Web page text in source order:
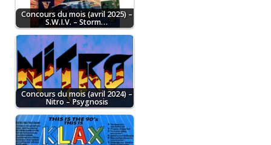
Concours du mois (avril 2025) –
S.W.I.V. – Storm…
Concours du mois (avril 2024) –
Nitro – Psygnosis